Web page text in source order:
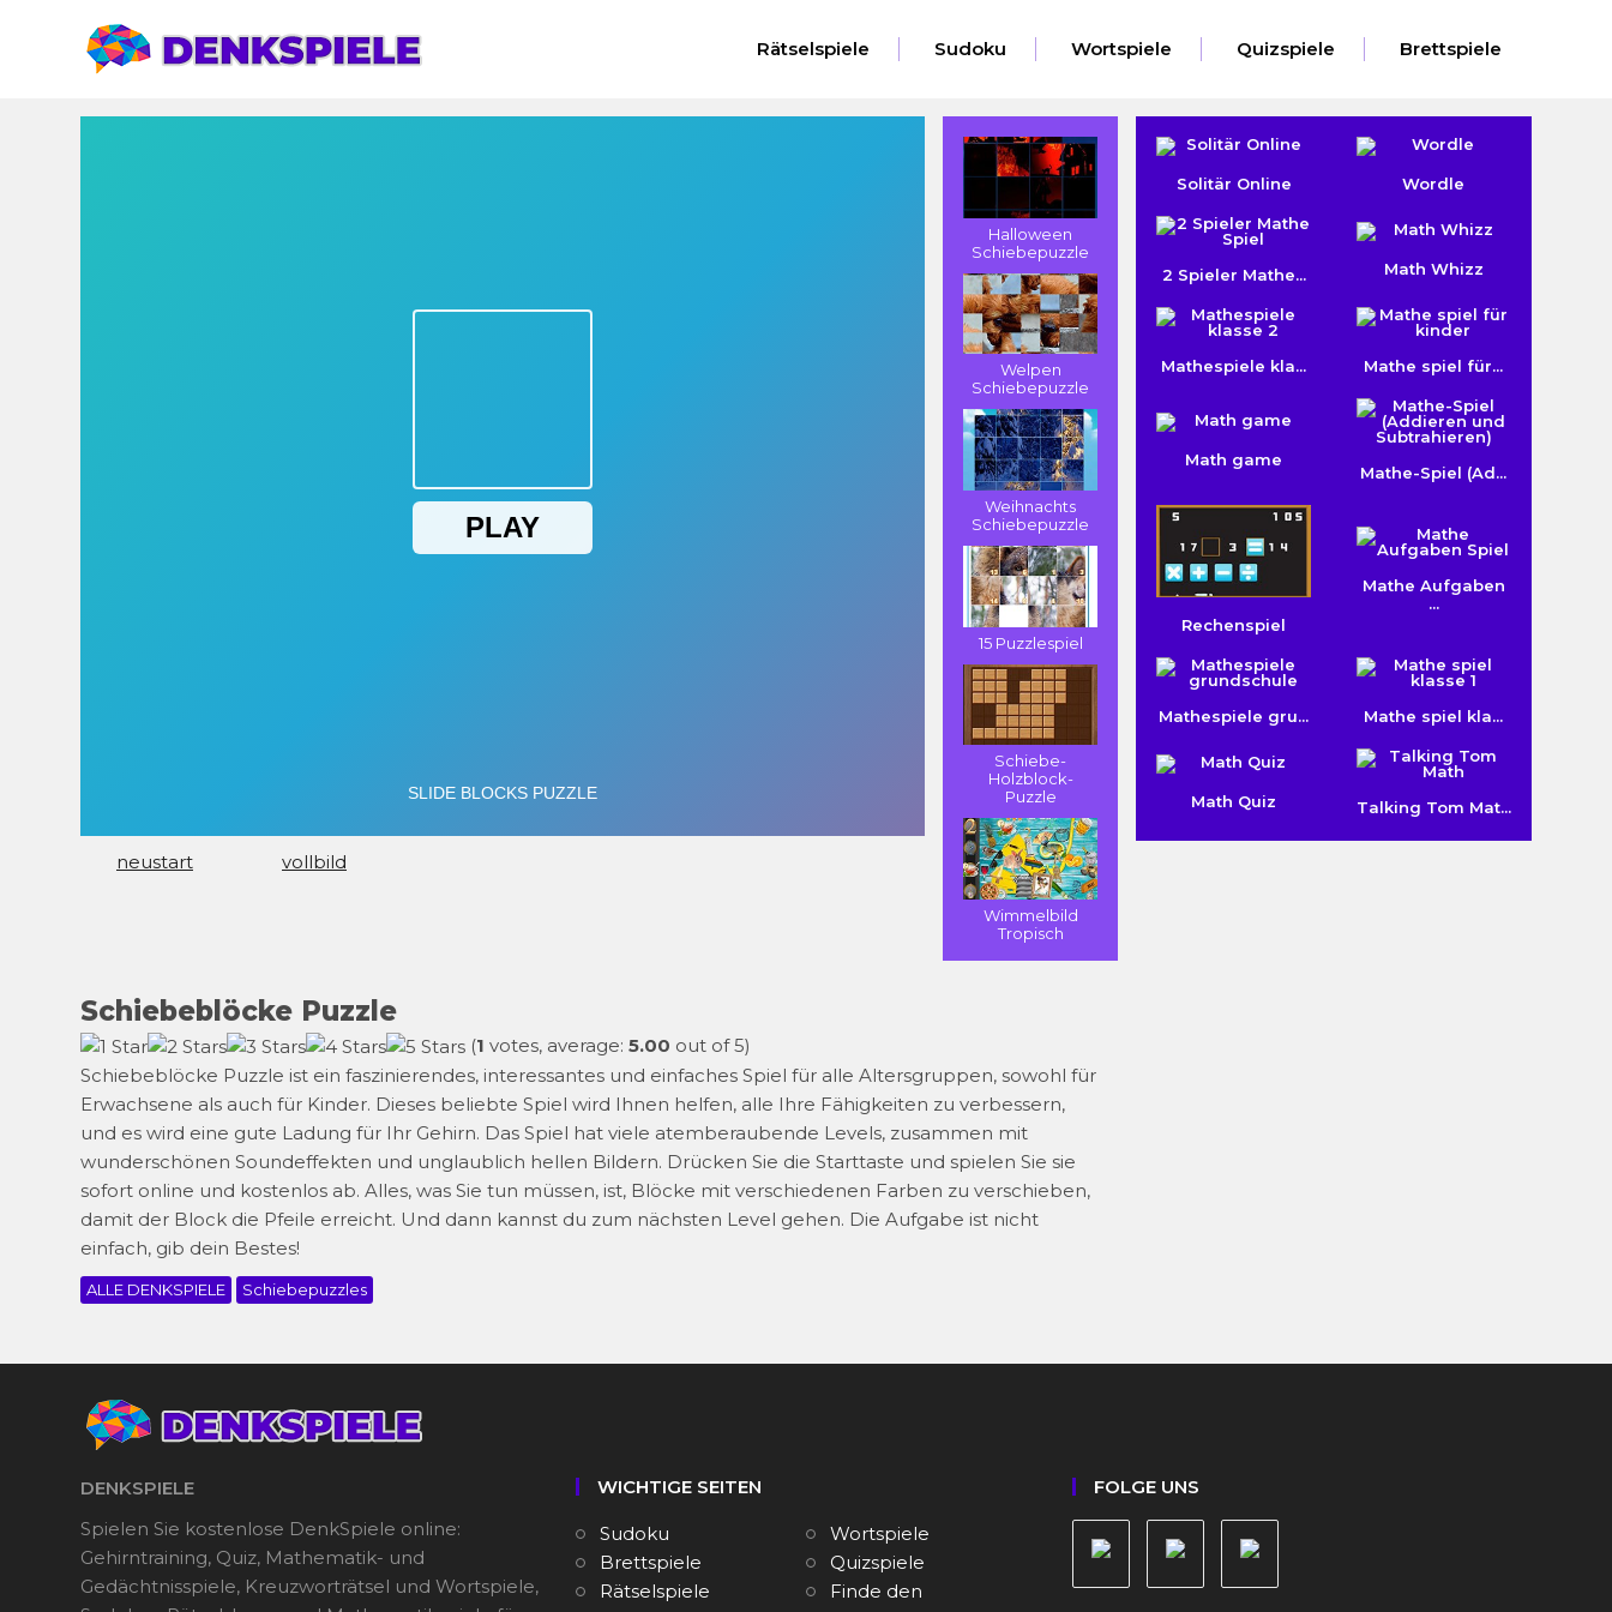
Rätselspiele Sudoku Wortspiele Quizspiele Brettspiele
neustart vollbild
Halloween
Schiebepuzzle
Welpen
Schiebepuzzle
Weihnachts
Schiebepuzzle
15 Puzzlespiel
Schiebe-
Holzblock-
Puzzle
Wimmelbild
Tropisch
Schiebeblöcke Puzzle
(1 votes, average: 5.00 out of 5)
Schiebeblöcke Puzzle ist ein faszinierendes, interessantes und einfaches Spiel für alle Altersgruppen, sowohl für
Erwachsene als auch für Kinder. Dieses beliebte Spiel wird Ihnen helfen, alle Ihre Fähigkeiten zu verbessern,
und es wird eine gute Ladung für Ihr Gehirn. Das Spiel hat viele atemberaubende Levels, zusammen mit
wunderschönen Soundeffekten und unglaublich hellen Bildern. Drücken Sie die Starttaste und spielen Sie sie
sofort online und kostenlos ab. Alles, was Sie tun müssen, ist, Blöcke mit verschiedenen Farben zu verschieben,
damit der Block die Pfeile erreicht. Und dann kannst du zum nächsten Level gehen. Die Aufgabe ist nicht
einfach, gib dein Bestes!
ALLE DENKSPIELE Schiebepuzzles
Solitär Online Wordle
2 Spieler Mathe... Math Whizz
Mathespiele kla... Mathe spiel für...
Math game
Mathe-Spiel (Ad...
Rechenspiel
Mathe Aufgaben
...
Mathespiele gru... Mathe spiel kla...
Math Quiz Talking Tom Mat...
DENKSPIELE
Spielen Sie kostenlose DenkSpiele online:
Gehirntraining, Quiz, Mathematik- und
Gedächtnisspiele, Kreuzworträtsel und Wortspiele,
WICHTIGE SEITEN
Sudoku
Wortspiele
Brettspiele
Quizspiele
Rätselspiele
Finde den
FOLGE UNS